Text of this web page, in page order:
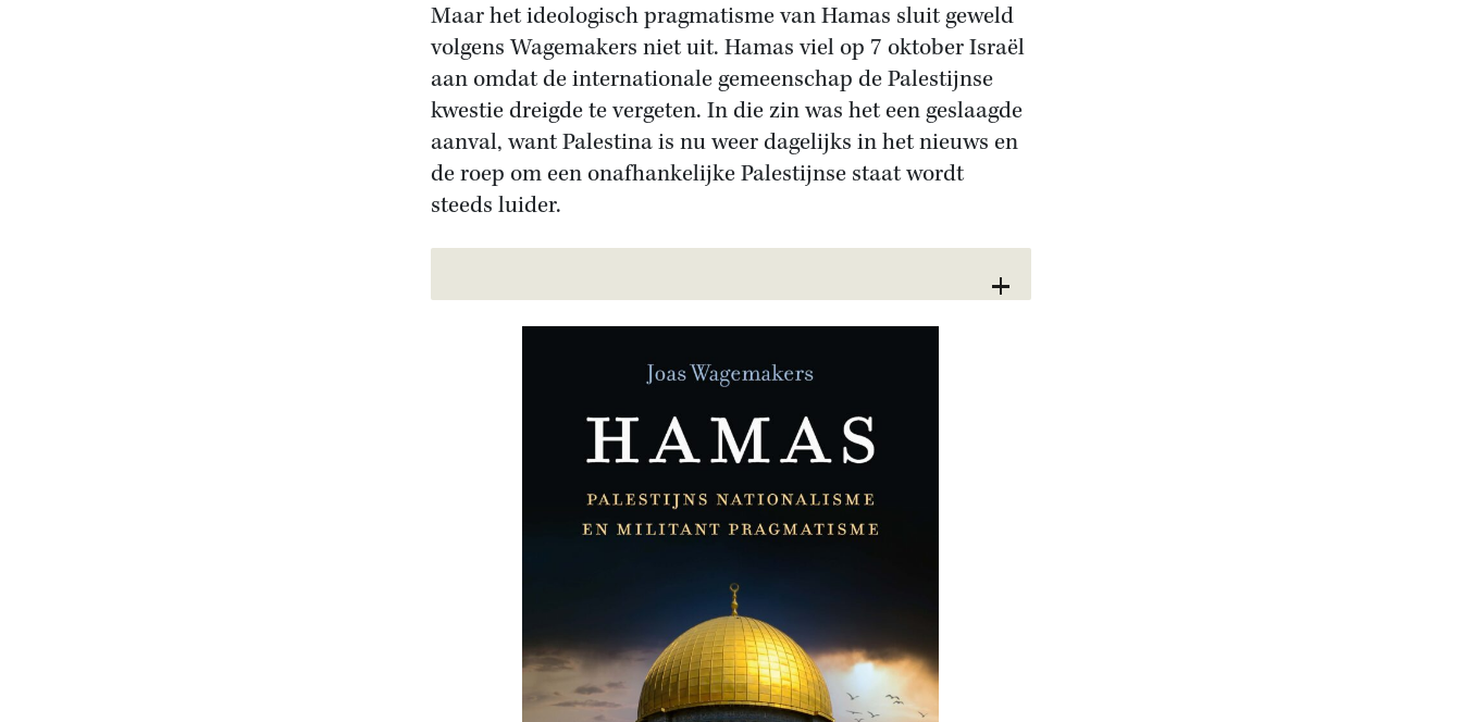
Maar het ideologisch pragmatisme van Hamas sluit geweld
volgens Wagemakers niet uit. Hamas viel op 7 oktober Israël
aan omdat de internationale gemeenschap de Palestijnse
kwestie dreigde te vergeten. In die zin was het een geslaagde
aanval, want Palestina is nu weer dagelijks in het nieuws en
de roep om een onafhankelijke Palestijnse staat wordt
steeds luider.